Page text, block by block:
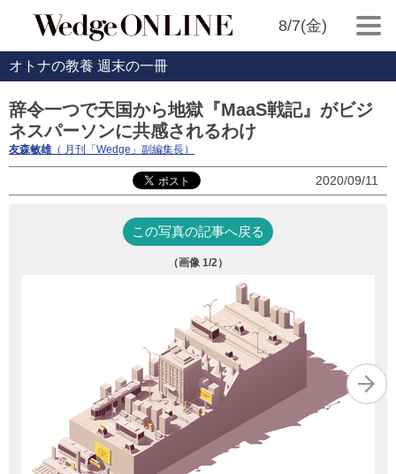
8/7(金)
オトナの教養 週末の一冊
辞令一つで天国から地獄『MaaS戦記』がビジ
ネスパーソンに共感されるわけ
友森敏雄（ 月刊「Wedge」副編集長）
2020/09/11
この写真の記事へ戻る
（画像 1/2）